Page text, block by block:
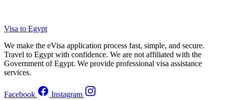
Visa to Egypt
We make the eVisa application process fast, simple, and secure.
Travel to Egypt with confidence. We are not affiliated with the
Government of Egypt. We provide professional visa assistance
services.
Facebook Instagram